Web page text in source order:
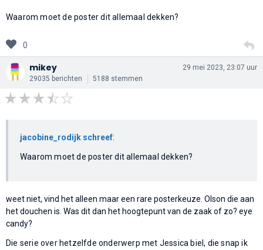
Waarom moet de poster dit allemaal dekken?
0
mikey
29035 berichten 5188 stemmen
29 mei 2023, 23:07 uur
jacobine_rodijk schreef:
Waarom moet de poster dit allemaal dekken?
weet niet, vind het alleen maar een rare posterkeuze. Olson die aan
het douchen is. Was dit dan het hoogtepunt van de zaak of zo? eye
candy?
Die serie over hetzelfde onderwerp met Jessica biel, die snap ik